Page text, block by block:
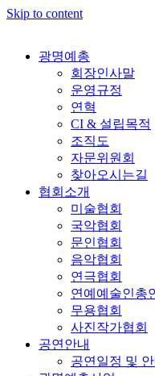
Skip to content
광명예총
회장인사말
운영규정
연혁
CI & 설립목적
조직도
자문위원회
찾아오시는길
협회소개
미술협회
국악협회
문인협회
음악협회
연극협회
연예예술인총
무용협회
사진작가협회
공연안내
공연일정 및 안